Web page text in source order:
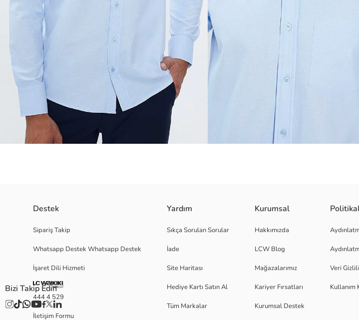
Kalıp:
Kumaş:
Destek
Sipariş Takip
Whatsapp Destek Whatsapp Destek
İşaret Dili Hizmeti
444 4 529
İletişim Formu
Yardım
Sıkça Sorulan Sorular
İade
Site Haritası
Hediye Kartı Satın Al
Tüm Markalar
Kurumsal
Hakkımızda
LCW Blog
Mağazalarımız
Kariyer Fırsatları
Kurumsal Destek
Veri
Kullanım
Bizi Takip Edin